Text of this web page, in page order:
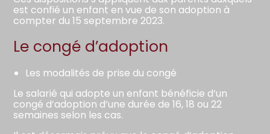
est confié un enfant en vue de son adoption à
compter du 15 septembre 2023.
Le congé d’adoption
Les modalités de prise du congé
Le salarié qui adopte un enfant bénéficie d’un
congé d’adoption d’une durée de 16, 18 ou 22
semaines selon les cas.